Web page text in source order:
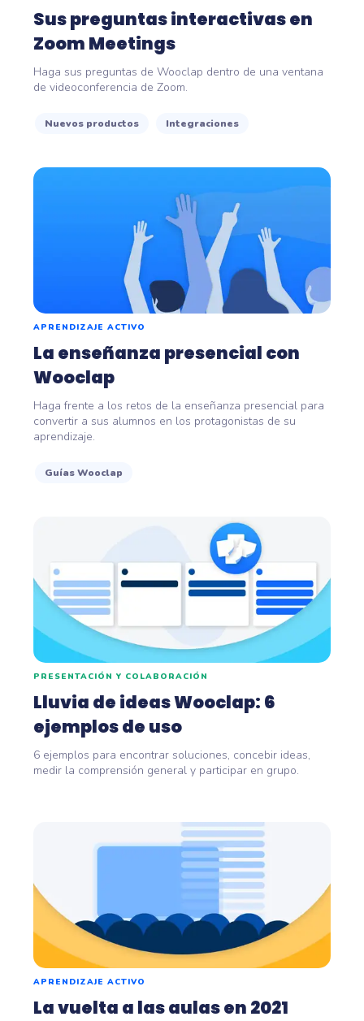
Sus preguntas interactivas en
Zoom Meetings
Haga sus preguntas de Wooclap dentro de una ventana
de videoconferencia de Zoom.
Nuevos productos Integraciones
APRENDIZAJE ACTIVO
La enseñanza presencial con
Wooclap
Haga frente a los retos de la enseñanza presencial para
convertir a sus alumnos en los protagonistas de su
aprendizaje.
Guías Wooclap
PRESENTACIÓN Y COLABORACIÓN
Lluvia de ideas Wooclap: 6
ejemplos de uso
6 ejemplos para encontrar soluciones, concebir ideas,
medir la comprensión general y participar en grupo.
APRENDIZAJE ACTIVO
La vuelta a las aulas en 2021